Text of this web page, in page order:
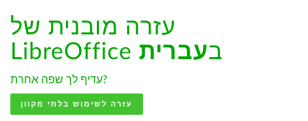
עזרה מובנית של
LibreOffice בעברית
עדיף לך שפה אחרת?
עזרה לשימוש בלתי מקוון